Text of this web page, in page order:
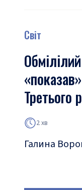
Світ
Третього
2 хв
Галина